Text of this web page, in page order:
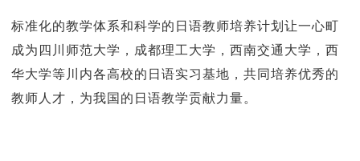
标准化的教学体系和科学的日语教师培养计划让一心町
成为四川师范大学，成都理工大学，西南交通大学，西
华大学等川内各高校的日语实习基地，共同培养优秀的
教师人才，为我国的日语教学贡献力量。